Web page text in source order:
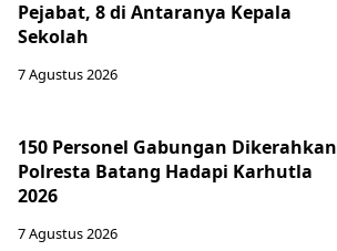
Pejabat, 8 di Antaranya Kepala
Sekolah
7 Agustus 2026
150 Personel Gabungan Dikerahkan
Polresta Batang Hadapi Karhutla
2026
7 Agustus 2026